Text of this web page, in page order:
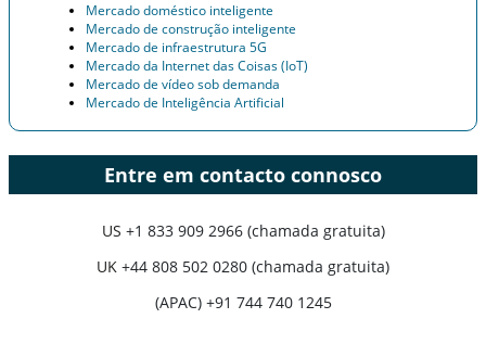
Mercado doméstico inteligente
Mercado de construção inteligente
Mercado de infraestrutura 5G
Mercado da Internet das Coisas (IoT)
Mercado de vídeo sob demanda
Mercado de Inteligência Artificial
Entre em contacto connosco
US +1 833 909 2966 (chamada gratuita)
UK +44 808 502 0280 (chamada gratuita)
(APAC) +91 744 740 1245